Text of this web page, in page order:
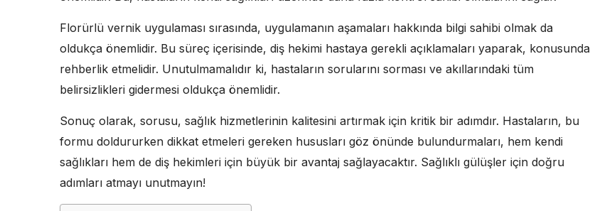
Florürlü vernik uygulaması sırasında, uygulamanın aşamaları hakkında bilgi sahibi olmak da
oldukça önemlidir. Bu süreç içerisinde, diş hekimi hastaya gerekli açıklamaları yaparak, konusunda
rehberlik etmelidir. Unutulmamalıdır ki, hastaların sorularını sorması ve akıllarındaki tüm
belirsizlikleri gidermesi oldukça önemlidir.
Sonuç olarak, sorusu, sağlık hizmetlerinin kalitesini artırmak için kritik bir adımdır. Hastaların, bu
formu doldururken dikkat etmeleri gereken hususları göz önünde bulundurmaları, hem kendi
sağlıkları hem de diş hekimleri için büyük bir avantaj sağlayacaktır. Sağlıklı gülüşler için doğru
adımları atmayı unutmayın!